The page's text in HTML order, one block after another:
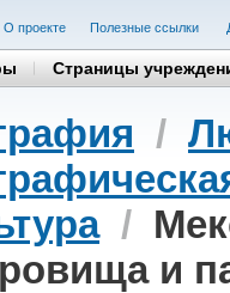
О проекте Полезные cсылки
Страницы
/
/
и